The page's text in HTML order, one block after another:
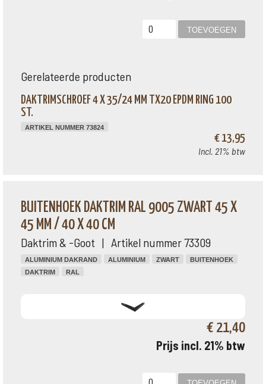
Gerelateerde producten
DAKTRIMSCHROEF 4 X 35/24 MM TX20 EPDM RING 100
ST.
ARTIKEL NUMMER 73824
€ 13,95
Incl. 21% btw
BUITENHOEK DAKTRIM RAL 9005 ZWART 45 X
45 MM / 40 X 40 CM
Daktrim & -Goot | Artikel nummer 73309
ALUMINIUM DAKRAND ALUMINIUM ZWART
BUITENHOEK
DAKTRIM
RAL
€ 21,40
Prijs incl. 21% btw